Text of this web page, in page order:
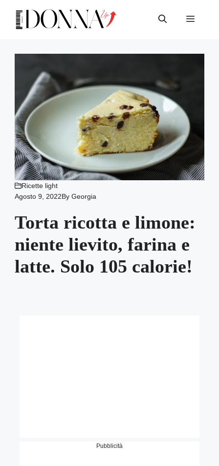
contenuto
Menu
Ricette light
Agosto 9, 2022ByGeorgia
Torta ricotta e limone:
niente lievito, farina e
latte. Solo 105 calorie!
Pubblicità